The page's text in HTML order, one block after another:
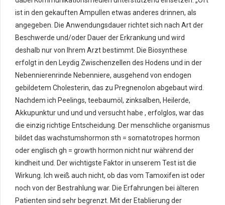
ist in den gekauften Ampullen etwas anderes drinnen, als
angegeben. Die Anwendungsdauer richtet sich nach Art der
Beschwerde und/oder Dauer der Erkrankung und wird
deshalb nur von Ihrem Arzt bestimmt. Die Biosynthese
erfolgt in den Leydig Zwischenzellen des Hodens und in der
Nebennierenrinde Nebenniere, ausgehend von endogen
gebildetem Cholesterin, das zu Pregnenolon abgebaut wird.
Nachdem ich Peelings, teebaumöl, zinksalben, Heilerde,
Akkupunktur und und und versucht habe , erfolglos, war das
die einzig richtige Entscheidung. Der menschliche organismus
bildet das wachstumshormon sth = somatotropes hormon
oder englisch gh = growth hormon nicht nur während der
kindheit und. Der wichtigste Faktor in unserem Test ist die
Wirkung. Ich weiß auch nicht, ob das vom Tamox­ifen ist oder
noch von der Bestrahlung war. Die Erfahrungen bei älteren
Patienten sind sehr begrenzt. Mit der Etablierung der